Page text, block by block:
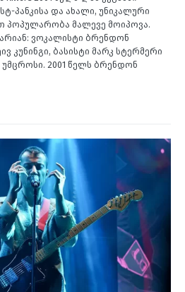
პანკისა და ახალი, უნიკალური
პოპულარობა მალევე მოიპოვა.
ვოკალისტი ბრენდონ
კუნინგი, ბასისტი მარკ სტერმერი
2001 წელს ბრენდონ